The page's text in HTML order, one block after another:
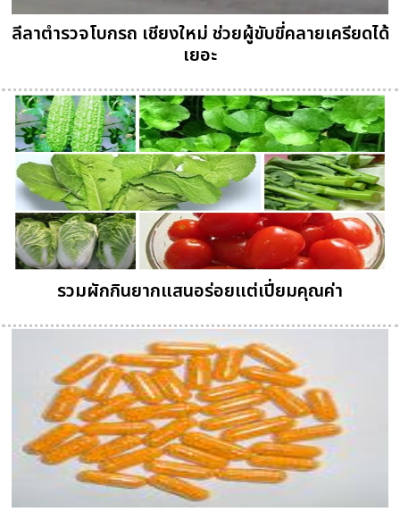
ลีลาตำรวจโบกรถ เชียงใหม่ ช่วยผู้ขับขี่คลายเครียดได้
เยอะ
รวมผักกินยากแสนอร่อยแต่เปี่ยมคุณค่า